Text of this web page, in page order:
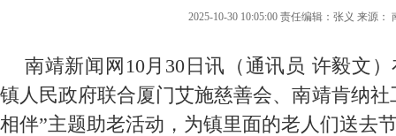
2025-10-30 10:05:00 责任编辑：张义 来源：
南靖新闻网10月30日讯（通讯员 许毅文
镇人民政府联合厦门艾施慈善会、南靖肯纳
相伴”主题助老活动，为镇里面的老人们送去